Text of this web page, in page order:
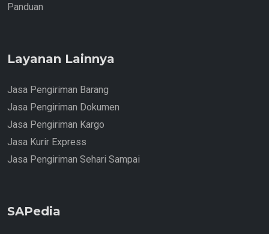
Panduan
Layanan Lainnya
Jasa Pengiriman Barang
Jasa Pengiriman Dokumen
Jasa Pengiriman Kargo
Jasa Kurir Express
Jasa Pengiriman Sehari Sampai
SAPedia